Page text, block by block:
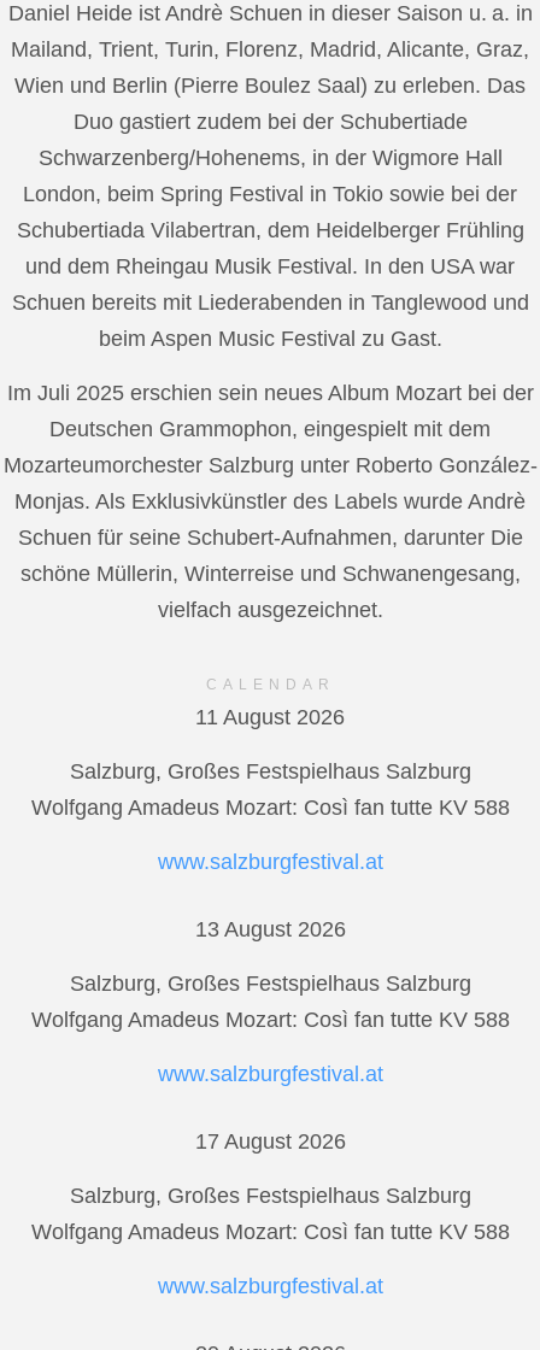
Daniel Heide ist Andrè Schuen in dieser Saison u. a. in
Mailand, Trient, Turin, Florenz, Madrid, Alicante, Graz,
Wien und Berlin (Pierre Boulez Saal) zu erleben. Das
Duo gastiert zudem bei der Schubertiade
Schwarzenberg/Hohenems, in der Wigmore Hall
London, beim Spring Festival in Tokio sowie bei der
Schubertiada Vilabertran, dem Heidelberger Frühling
und dem Rheingau Musik Festival. In den USA war
Schuen bereits mit Liederabenden in Tanglewood und
beim Aspen Music Festival zu Gast.
Im Juli 2025 erschien sein neues Album Mozart bei der
Deutschen Grammophon, eingespielt mit dem
Mozarteumorchester Salzburg unter Roberto González-
Monjas. Als Exklusivkünstler des Labels wurde Andrè
Schuen für seine Schubert-Aufnahmen, darunter Die
schöne Müllerin, Winterreise und Schwanengesang,
vielfach ausgezeichnet.
CALENDAR
11 August 2026
Salzburg, Großes Festspielhaus Salzburg
Wolfgang Amadeus Mozart: Così fan tutte KV 588
www.salzburgfestival.at
13 August 2026
Salzburg, Großes Festspielhaus Salzburg
Wolfgang Amadeus Mozart: Così fan tutte KV 588
www.salzburgfestival.at
17 August 2026
Salzburg, Großes Festspielhaus Salzburg
Wolfgang Amadeus Mozart: Così fan tutte KV 588
www.salzburgfestival.at